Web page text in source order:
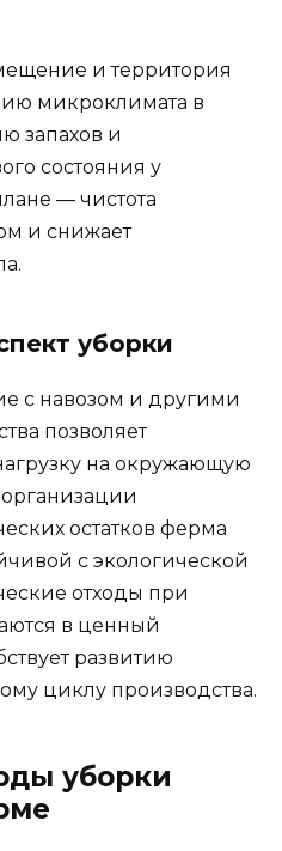
и территория
микроклимата в
запахов и
состояния у
— чистота
и снижает
уборки
с навозом и другими
позволяет
на окружающую
остатков ферма
с экологической
отходы при
в ценный
развитию
циклу производства.
уборки